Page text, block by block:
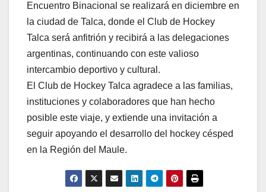
Encuentro Binacional se realizará en diciembre en
la ciudad de Talca, donde el Club de Hockey
Talca será anfitrión y recibirá a las delegaciones
argentinas, continuando con este valioso
intercambio deportivo y cultural.
El Club de Hockey Talca agradece a las familias,
instituciones y colaboradores que han hecho
posible este viaje, y extiende una invitación a
seguir apoyando el desarrollo del hockey césped
en la Región del Maule.